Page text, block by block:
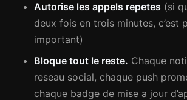
Autorise les appels repetes (si
deux fois en trois minutes, c’est
important)
Bloque tout le reste. Chaque
reseau social, chaque push
chaque badge de mise a jour